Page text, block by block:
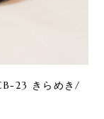
23 きらめき/